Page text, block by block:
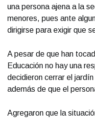
una persona ajena a la
menores, pues ante
dirigirse para exigir que
A pesar de que han
Educación no hay una
decidieron cerrar el
además de que el
Agregaron que la